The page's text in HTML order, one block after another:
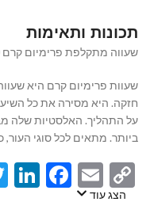
תכונות ותאימות
שעווה מתקלפת פרימיום קרם 800 גרם.
שעוות פרימיום קרם היא
חזקה. היא מסירה את כל
על התהליך. האלסטיות שלה
ביותר. מתאים לכל סוגי העור,
Copy
Link
Email
הצג עוד